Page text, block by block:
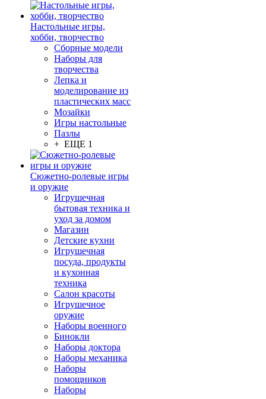
Настольные игры,
хобби, творчество
Сборные модели
Наборы для
творчества
Лепка и
моделирование из
пластических масс
Мозайки
Игры настольные
Пазлы
+ ЕЩЕ 1
Сюжетно-ролевые игры
и оружие
Игрушечная
бытовая техника и
уход за домом
Магазин
Детские кухни
Игрушечная
посуда, продукты
и кухонная
техника
Салон красоты
Игрушечное
оружие
Наборы военного
Бинокли
Наборы доктора
Наборы механика
Наборы
помощников
Наборы